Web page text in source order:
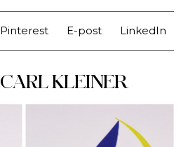
Pinterest E-post LinkedIn
CARL KLEINER